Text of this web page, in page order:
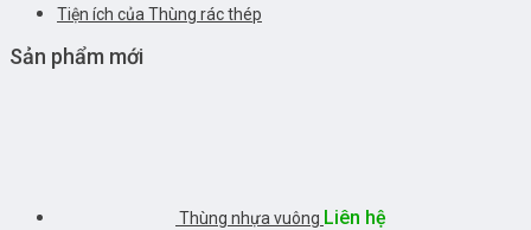
Tiện ích của Thùng rác thép
Sản phẩm mới
Thùng nhựa vuông Liên hệ